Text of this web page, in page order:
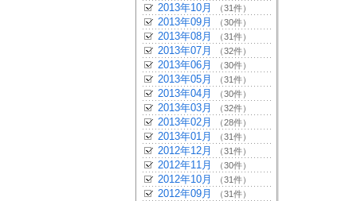
2013年10月 （31件）
2013年09月 （30件）
2013年08月 （31件）
2013年07月 （32件）
2013年06月 （30件）
2013年05月 （31件）
2013年04月 （30件）
2013年03月 （32件）
2013年02月 （28件）
2013年01月 （31件）
2012年12月 （31件）
2012年11月 （30件）
2012年10月 （31件）
2012年09月 （31件）